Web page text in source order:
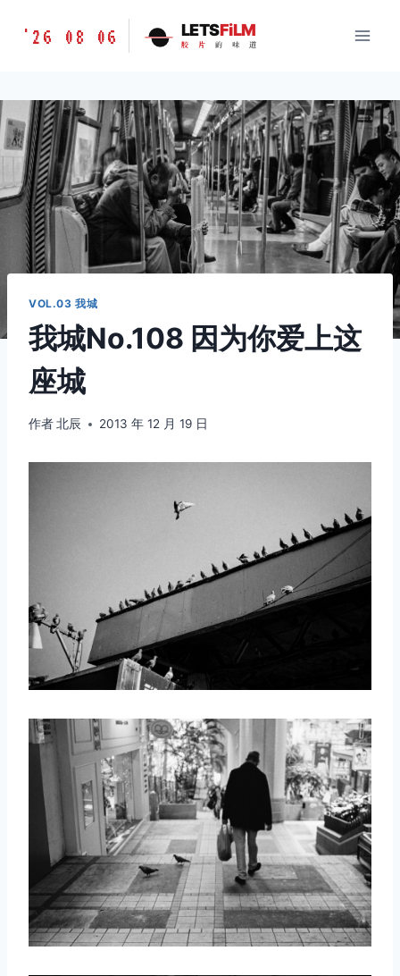
胶
味
道
LETSFILM
'26 08 06 LETSFiLM
胶 片 的 味 道
VOL.03 我城
我城No.108 因为你爱上这
座城
作者北辰 2013 年 12 月 19 日